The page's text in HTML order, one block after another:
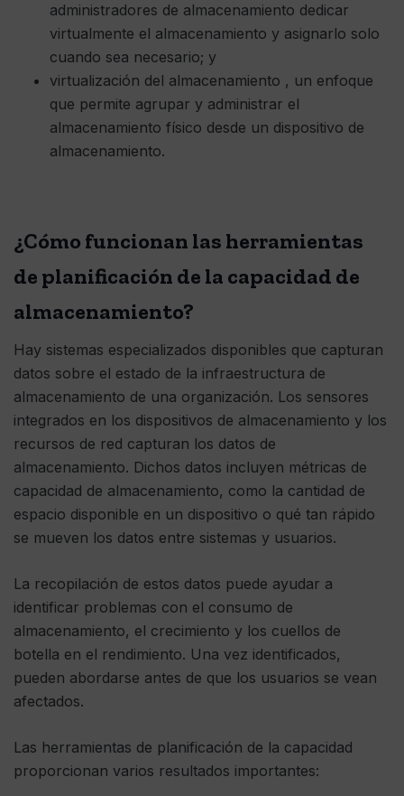
administradores de almacenamiento dedicar
virtualmente el almacenamiento y asignarlo solo
cuando sea necesario; y
virtualización del almacenamiento , un enfoque
que permite agrupar y administrar el
almacenamiento físico desde un dispositivo de
almacenamiento.
¿Cómo funcionan las herramientas
de planificación de la capacidad de
almacenamiento?
Hay sistemas especializados disponibles que capturan
datos sobre el estado de la infraestructura de
almacenamiento de una organización. Los sensores
integrados en los dispositivos de almacenamiento y los
recursos de red capturan los datos de
almacenamiento. Dichos datos incluyen métricas de
capacidad de almacenamiento, como la cantidad de
espacio disponible en un dispositivo o qué tan rápido
se mueven los datos entre sistemas y usuarios.
La recopilación de estos datos puede ayudar a
identificar problemas con el consumo de
almacenamiento, el crecimiento y los cuellos de
botella en el rendimiento. Una vez identificados,
pueden abordarse antes de que los usuarios se vean
afectados.
Las herramientas de planificación de la capacidad
proporcionan varios resultados importantes: